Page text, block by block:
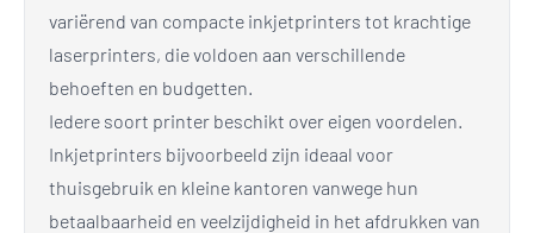
variërend van compacte inkjetprinters tot krachtige
laserprinters, die voldoen aan verschillende
behoeften en budgetten.
Iedere soort printer beschikt over eigen voordelen.
Inkjetprinters bijvoorbeeld zijn ideaal voor
thuisgebruik en kleine kantoren vanwege hun
betaalbaarheid en veelzijdigheid in het afdrukken van